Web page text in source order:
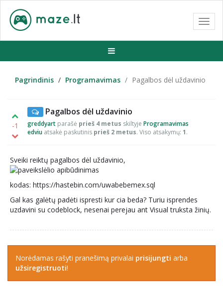
Pagrindinis Programavimas Pagalbos dėl uždavinio
-1
Pagalbos dėl uždavinio
greddyart parašė prieš 4 metus skiltyje Programavimas
edviu atsakė paskutinis prieš 2 metus. Viso atsakymų: 1.
Sveiki reiktų pagalbos dėl uždavinio,
kodas: https://hastebin.com/uwabebemex.sql
Gal kas galėtų padėti ispresti kur cia beda? Turiu isprendes
uzdavini su codeblock, nesenai perejau ant Visual truksta žinių.
Norėdamas rašyti pranešimą privalai prisijungti arba
užsiregistruoti!